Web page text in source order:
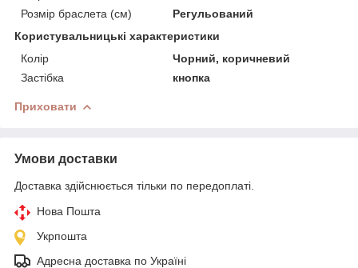
Розмір браслета (см)
Регульований
Користувальницькі характеристики
Колір
Чорний, коричневий
Застібка
кнопка
Приховати
Умови доставки
Доставка здійснюється тільки по передоплаті.
Нова Пошта
Укрпошта
Адресна доставка по Україні